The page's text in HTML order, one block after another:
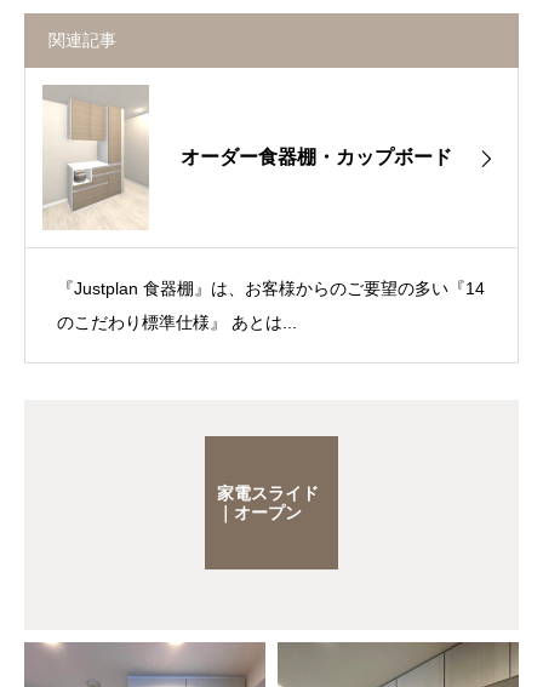
関連記事
オーダー食器棚・カップボード
『Justplan 食器棚』は、お客様からのご要望の多い『14
のこだわり標準仕様』 あとは...
家電スライド
｜オープン